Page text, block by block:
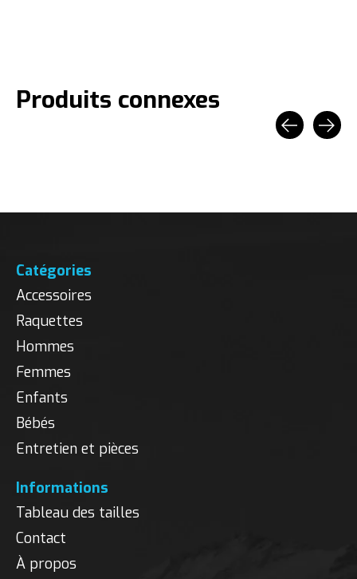
Produits connexes
Catégories
Accessoires
Raquettes
Hommes
Femmes
Enfants
Bébés
Entretien et pièces
Informations
Tableau des tailles
Contact
À propos